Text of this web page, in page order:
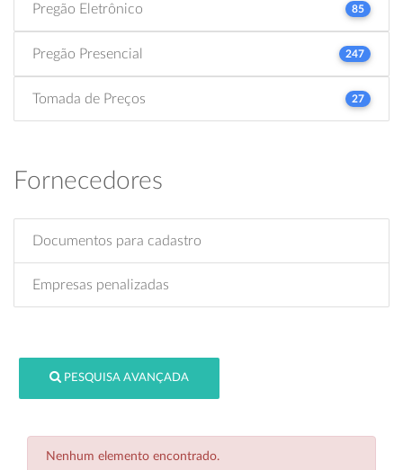
Pregão Eletrônico 85
Pregão Presencial 247
Tomada de Preços 27
Fornecedores
Documentos para cadastro
Empresas penalizadas
PESQUISA AVANÇADA
Nenhum elemento encontrado.